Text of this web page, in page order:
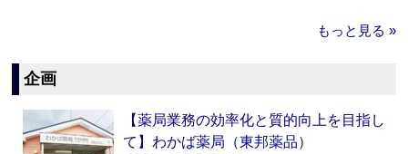
もっと見る »
企画
【薬局業務の効率化と質的向上を目指し
て】わかば薬局（東邦薬品）